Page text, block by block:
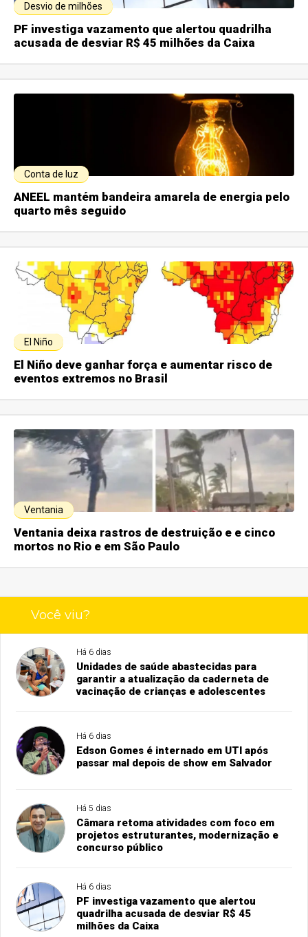
Desvio de milhões
PF investiga vazamento que alertou quadrilha
acusada de desviar R$ 45 milhões da Caixa
Conta de luz
ANEEL mantém bandeira amarela de energia pelo
quarto mês seguido
El Niño
El Niño deve ganhar força e aumentar risco de
eventos extremos no Brasil
Ventania
Ventania deixa rastros de destruição e e cinco
mortos no Rio e em São Paulo
Você viu?
Há 6 dias
Unidades de saúde abastecidas para
garantir a atualização da caderneta de
vacinação de crianças e adolescentes
Há 6 dias
Edson Gomes é internado em UTI após
passar mal depois de show em Salvador
Há 5 dias
Câmara retoma atividades com foco em
projetos estruturantes, modernização e
concurso público
Há 6 dias
PF investiga vazamento que alertou
quadrilha acusada de desviar R$ 45
milhões da Caixa